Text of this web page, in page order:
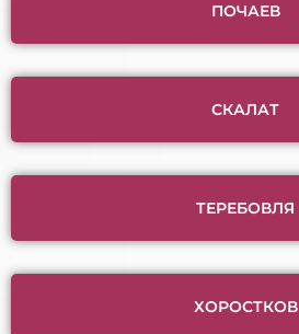
ПОЧАЕВ
СКАЛАТ
ТЕРЕБОВЛЯ
ХОРОСТКОВ